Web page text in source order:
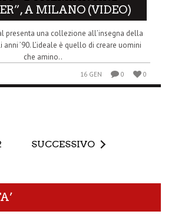
A MILANO (VIDEO)
presenta una collezione all’insegna della
’90. L’ideale è quello di creare uomini
che amino..
16 GEN 0 0
SUCCESSIVO